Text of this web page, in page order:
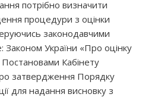
потрібно визначити
процедури з оцінки
законодавчими
Законом України «Про оцінку
Постановами Кабінету
затвердження Порядку
для надання висновку з